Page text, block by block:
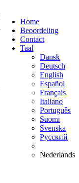
Home
Beoordeling
Contact
Taal
Dansk
Deutsch
English
Español
Français
Italiano
Português
Suomi
Svenska
Русский
Nederlands